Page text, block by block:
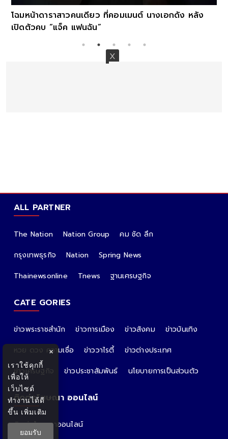
โฉมหน้าดาราสาวคนเดียว ที่คอมเมนต์ นางเอกดัง หลัง
เปิดตัวคบ “แจ็ค แฟนฉัน”
ALL PARTNER
The Nation Nation Group
คม ชัด ลึก
กรุงเทพธุรกิจ
Nation
Spring News
Thainewsonline
Tnews ฐานเศรษฐกิจ
CATE GORIES
ข่าวพระราชสำนัก ข่าวการเมือง ข่าวสังคม
ข่าวบันเทิง
หวย ดวง ความเชื่อ
ข่าววาไรตี้
ข่าวต่างประเทศ
ข่าวเศรษฐกิจ
ข่าวประชาสัมพันธ์ นโยบายการเป็นส่วนตัว
ติดต่อโฆษณา ออนไลน์
ติดต่อโฆษณาออนไลน์
คุณอ้อ
×
เราใช้คุกกี้
เพื่อให้
เว็บไซต์
ทำงานได้ดี
ขึ้น เพิ่มเติม
ยอมรับ